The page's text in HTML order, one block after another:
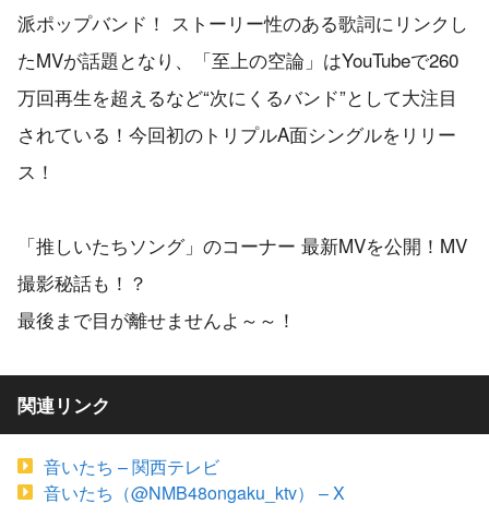
派ポップバンド！ ストーリー性のある歌詞にリンクし
たMVが話題となり、「至上の空論」はYouTubeで260
万回再生を超えるなど“次にくるバンド”として大注目
されている！今回初のトリプルA面シングルをリリー
ス！
「推しいたちソング」のコーナー 最新MVを公開！MV
撮影秘話も！？
最後まで目が離せませんよ～～！
関連リンク
音いたち – 関西テレビ
音いたち（@NMB48ongaku_ktv） – X